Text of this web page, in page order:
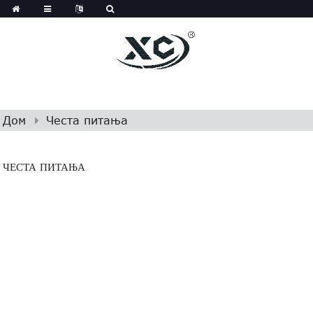
Дом Честа питања
ЧЕСТА ПИТАЊА